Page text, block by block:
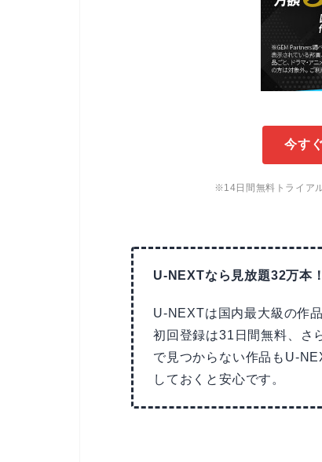
今す
※14日間無料トライア
U-NEXTなら見放題32万本
U-NEXTは国内最大級の作
初回登録は31日間無料、さ
で見つからない作品もU-
しておくと安心です。